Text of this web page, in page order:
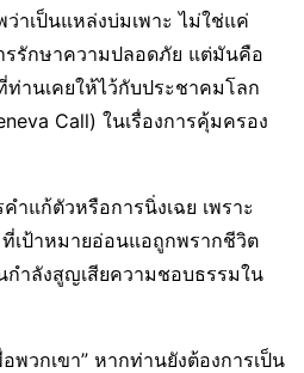
าเป็นแหล่งบ่มเพาะ ไม่ใช่แค่
รรักษาความปลอดภัย แต่มันคือ
านเคยให้ไว้กับประชาคมโลก
Call) ในเรื่องการคุ้มครอง
แก้ตัวหรือการนิ่งเฉย เพราะ
เป้าหมายอ่อนแอถูกพรากชีวิต
ำลังสูญเสียความชอบธรรมใน
พวกเขา” หากท่านยังต้องการเป็น